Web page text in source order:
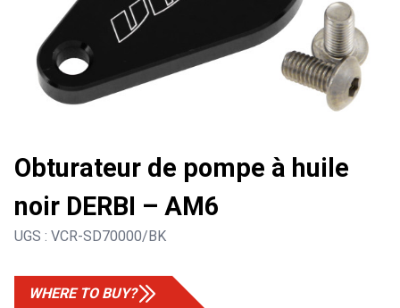
Obturateur de pompe à huile
noir DERBI – AM6
UGS : VCR-SD70000/BK
WHERE TO BUY?